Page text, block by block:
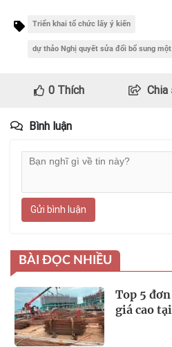
Triển khai tổ chức lấy ý kiến
dự thảo Nghị quyết sửa đổi bổ sung
0Thích Chia
Bình luận
Gửi bình luận
BÀI ĐỌC NHIỀU
Top 5
giá cao